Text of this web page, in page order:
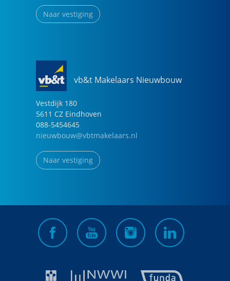
Naar vestiging
vb&t Makelaars Nieuwbouw
Vestdijk 180
5611 CZ Eindhoven
088-5454645
nieuwbouw@vbtmakelaars.nl
Naar vestiging